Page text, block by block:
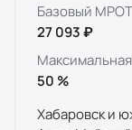
Базовый МРОТ
27 093 ₽
50 %
Хабаровск и